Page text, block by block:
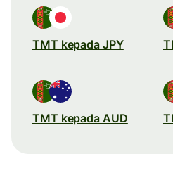
TMT kepada JPY
TMT kepada AUD